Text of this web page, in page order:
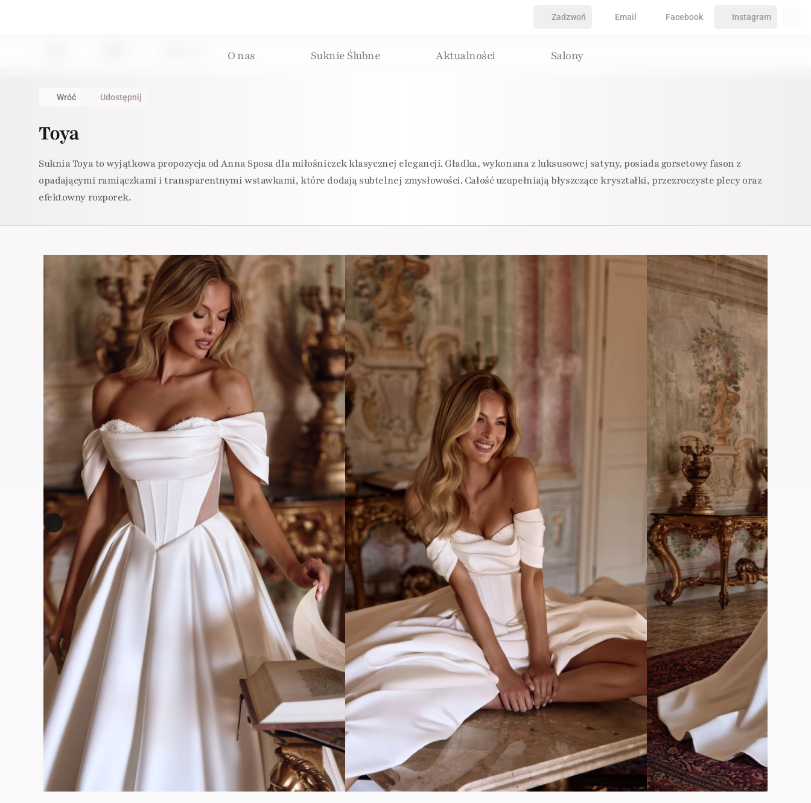
Zadzwoń Email Facebook Instagram
O nas Suknie Ślubne Aktualności Salony
Wróć Udostępnij
Toya
Suknia Toya to wyjątkowa propozycja od Anna Sposa dla miłośniczek klasycznej elegancji. Gładka, wykonana z luksusowej satyny, posiada gorsetowy fason z
opadającymi ramiączkami i transparentnymi wstawkami, które dodają subtelnej zmysłowości. Całość uzupełniają błyszczące kryształki, przezroczyste plecy oraz
efektowny rozporek.